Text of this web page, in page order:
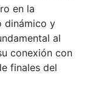
en la
dinámico y
al
conexión con
finales del